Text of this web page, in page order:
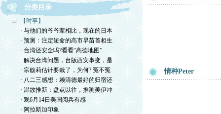
分类目录
【时事】
· 与他们的爷爷辈相比，现在的日本
· 预测：注定短命的高市早苗首相生
· 台湾还安全吗?看看“高德地图”
· 解决台湾问题，台版西安事变，是
· 宗馥莉估计要栽了，为何? 冤不冤
· 八二三感想：赖清德最好的归宿还
· 温故推新：盘点以往，推测美伊冲
· 观6月14日美国阅兵有感
· 阿拉斯加印象
情种Peter